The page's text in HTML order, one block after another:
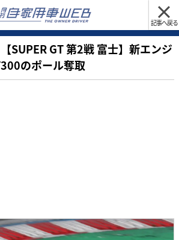
記事へ戻る
SUPER GT 第2戦 富士】新エンジ
のポール奪取